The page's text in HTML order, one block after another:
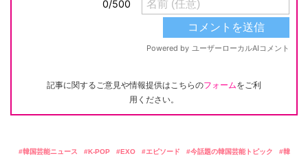
記事に関するご意見や情報提供はこちらのフォームをご利
用ください。
韓国芸能ニュース K-POP EXO エピソード 今話題の韓国芸能トピック
韓